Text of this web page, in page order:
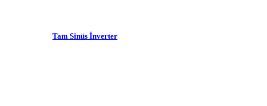
Tam Sinüs İnverter